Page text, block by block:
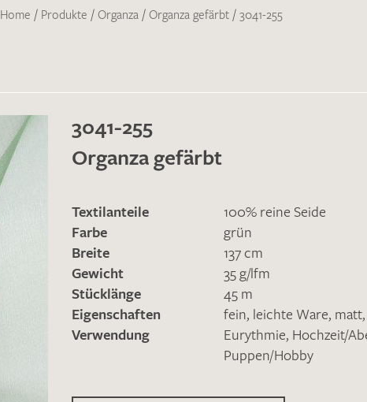
Home / Produkte / Organza / Organza gefärbt / 3041-255
3041-255
Organza gefärbt
Textilanteile
100% reine Seide
Farbe
grün
Breite
137 cm
Gewicht
35 g/lfm
Stücklänge
45 m
Eigenschaften
fein, leichte Ware, matt,
Verwendung
Eurythmie, Hochzeit/
Puppen/Hobby